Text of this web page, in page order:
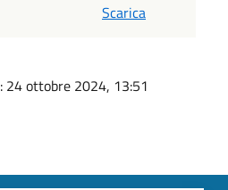
Scarica
: 24 ottobre 2024, 13:51